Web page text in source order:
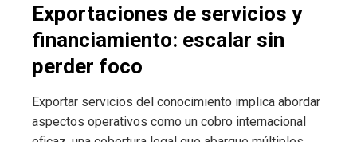
Exportaciones de servicios y
financiamiento: escalar sin
perder foco
Exportar servicios del conocimiento implica abordar
aspectos operativos como un cobro internacional